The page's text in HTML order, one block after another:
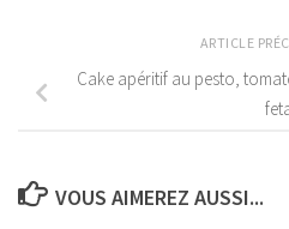
ARTICLE
Cake apéritif au pesto,
VOUS AIMEREZ AUSSI...